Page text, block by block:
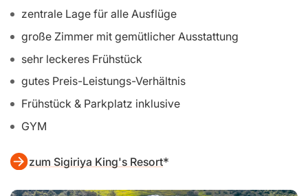
zum Atha Resort
Resort
zentrale Lage für alle Ausflüge